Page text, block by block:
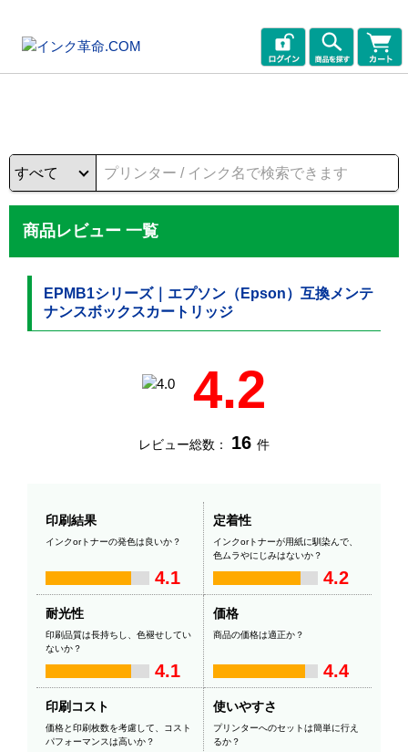
商品レビュー 一覧
EPMB1シリーズ｜エプソン（Epson）互換メンテ
ナンスボックスカートリッジ
4.2
レビュー総数： 16 件
印刷結果
インクorトナーの発色は良いか？
4.1
定着性
インクorトナーが用紙に馴染んで、
色ムラやにじみはないか？
4.2
耐光性
印刷品質は長持ちし、色褪せしてい
ないか？
4.1
価格
商品の価格は適正か？
4.4
印刷コスト
価格と印刷枚数を考慮して、コスト
パフォーマンスは高いか？
使いやすさ
プリンターへのセットは簡単に行え
るか？